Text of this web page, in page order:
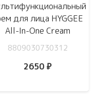
для лица HYGGEE
All-In-One Cream
8809030730312
2650 ₽